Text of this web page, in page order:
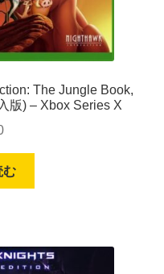
The Jungle Book,
版) – Xbox Series X
む